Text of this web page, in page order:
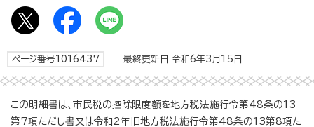
ページ番号1016437 最終更新日 令和6年3月15日
この明細書は、市民税の控除限度額を地方税法施行令第48条の13
第7項ただし書又は令和2年旧地方税法施行令第48条の13第8項た